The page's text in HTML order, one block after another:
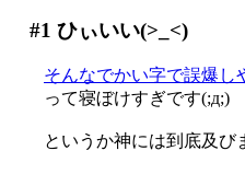
#1 ひぃいい(>_<)
そんなでかい字で誤爆し
って寝ぼけすぎです(;д;)
というか神には到底及